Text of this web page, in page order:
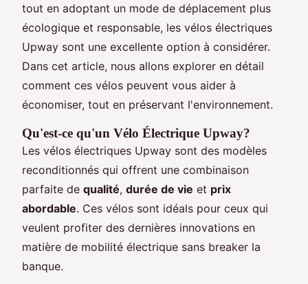
tout en adoptant un mode de déplacement plus
écologique et responsable, les vélos électriques
Upway sont une excellente option à considérer.
Dans cet article, nous allons explorer en détail
comment ces vélos peuvent vous aider à
économiser, tout en préservant l'environnement.
Qu'est-ce qu'un Vélo Électrique Upway?
Les vélos électriques Upway sont des modèles
reconditionnés qui offrent une combinaison
parfaite de qualité, durée de vie et prix
abordable. Ces vélos sont idéals pour ceux qui
veulent profiter des dernières innovations en
matière de mobilité électrique sans breaker la
banque.